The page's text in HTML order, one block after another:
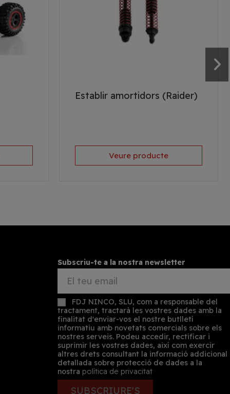
Establir amortidors (Raider)
Veure producte
Subscriu-te a la nostra newsletter
FDJ NINCO, SLU, com a responsable del
tractament, tractarà les vostres dades amb la
finalitat d'enviar-vos el nostre butlletí
informatiu amb novetats comercials sobre els
nostres serveis. Podeu accedir, rectificar i
suprimir les vostres dades, així com exercir
altres drets consultant la informació addicional
detallada sobre protecció de dades a la
nostra política de privacitat
SUBSCRIURE'S